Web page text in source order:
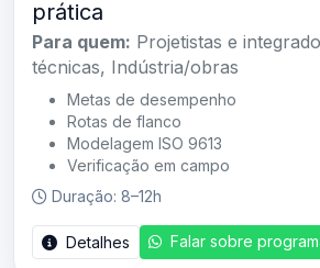
prática
Para quem: Projetistas e
técnicas, Indústria/obras
Metas de desempenho
Rotas de flanco
Modelagem ISO 9613
Verificação em campo
Duração: 8–12h
Detalhes Falar sobre